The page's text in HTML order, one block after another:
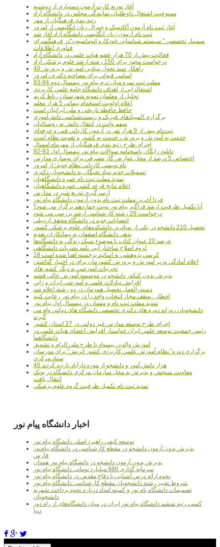
آغاز توزيع کارت آزمون دستياري از دوشنبه
ممنوعيت اشتغال داوطلبان نمايندگي مجلس در دانشگاه آزاد
رتبه بندي فرهنگيان از مهر
آغاز ثبت نام آزمون آکادميک و جنرال زبان انگليسي از امروز
ثبت نام آزمون زبان انگليسي دانشگاه آزاد آغاز شد
سمينار تخصصي " سيستم شناسايي خودکارو اتوماسيون"در فرهنگسراي
فناوري اطلاعات
فعاليت بيش از 70 هزار عضو هيات علمي در دانشگاه آزاد
درخواست مجوز براي 150 رشته ارشد علوم پزشکي آزاد
40 راهکار سند تحول بنيادين آموزش و پرورش
اسامي قبولي براي مصاحبه دکتري، امروز
مهلت ثبت نمره میان ترم پیام نور نیمسال دوم 94-93
اشتغالزايي از اهداف دانشگاه جامع علمي کاربردي
تجليل از معلمان نمونه شهرستان رباط کريم
اعلام اولويت استخدام پيماني 5 هزار معلم
حافظ حافظه تاريخي و ملي ايرانيان است
برگزاري المپيادهاي فيزيک و زيست‌شناسي دانش‌آموزي
سهم وانت در انتقال دانش به روستائيان
ثبت‌نام بيش از 9 هزار نفر در آزمون کارداني فني و حرفه‌اي
خدمت به آموزش و پرورش، خدمت به کشور و تقويت نظام است
اجراي طرح رتبه بندي فرهنگيان از مهرماه امسال
دانلود رایگان پاسخنامه سوالات پیام نور نیمسال اول 93-92
اختصاص 5 درصد از محل عوارض گاز مصرفي براي نوسازي مدارس
نام نويسي کارداني نظام جديد؛ از امروز
تسهيلات جديد بنياد نخبگان به دانشجويان دکتري
تمديد مهلت ثبت نام عمره دانشگاهيان
اعلام نتايج قرعه کشي عمره دانشگاهيان
ازسرگيري توزيع شير در مدارس
فردا آخرین مهلت ثبت نام بدون آزمون دانشگاه پیام نور
آیا تکمیل ظرفیت ارشد فراگیر پیام نور نوبت چهاردهم برگزار می شود؟
درخواست 29 رشته کارشناسي ارشد بررسي مي شود
انتصابات جديد در دانشگاه محقق اردبيلي
تحصيل 210 دانشجو در يکي از نوپاترين دانشکده‌هاي علوم پزشکي کشور
بدهي دانشگاه اصفهان به پيمانکاران تغذيه
عرضه 20 عنوان کتاب با موضوع سبک زندگي به دانشگاه‌ها
لزوم اصلاح ساختار آيين نامه نشريات دانشگاهي
18 کرسي پژوهشي به اساتيد برجسته اهدا شده است
اعلام آمادگي وزير آموزش و پرورش کشورمان براي در اختيار گذاشتن
تجربيات آموزشي به ديگر کشورهاي
پذيرش بدون کنکور دانشجو در موسسه آموزش عالي قشم
افزايش تبادلات علمي و آموزشي ايران و ژاپن
دستورالعمل تحصیل همزمان در دو رشته اعلام شد
اخطار : سقف مجاز انتخاب واحد را در پیام نور رعایت کنید
تمدید مهلت ثبت نام و مهمان در نیمسال اول پیام نور
دانشجويان روزانه دوره هاي دكتري تخصصي دانشگاه هاي دولتي وام مي
گيرند
اجراي طرح توسعه مدارس غير دولتي در 27 استان کشور
رئيس جمعيت توسعه علمي ايران خواستار افزايش اعضاي هيات علمي در
دانشگاهها
آموزش والدين بيسواد با طرح ملي الزام و تشويق
برگزاري دوره" نظام آموزش علمي كاربردي كشور اتريش" براي مدرسان
ستاد مرکزي
40 هزار دانش آموز و دانشجو از موزه دارآباد بازديد کردند
معاونت سنجش و پذيرش به محل سازمان مرکزي دانشگاه در پونک
انتقال يافت
تمديد ثبت نام تکميل ظرفيت گروه علوم پزشکي
اخبار دانشگاه پیام نور
توسعه کیفی راهبرد اصلی دانشگاه پیام نور
پذیرش بدون آزمون دانشجو در مقطع کارشناسی در دانشگاه پیام‌نور
فارس
پذیرش بدون آزمون دانشجو در دانشگاه پیام نور همدان
سرمایه گذاری 980 میلیارد تومانی دانشگاه پیام نور
نحوه ارائه درس آشنایی با دفاع مقدس در دانشگاه پیام نور
شروط تغییر رشته دانشجویان مقطع کارشناسی دانشگاه پیام نور
تصمیمات دانشگاه یام نور و کمیته امداد درباره نحوه پرداخت شهریه
دانشجویان
کسب رتبه ششم دانشگاه پیام نور ایران در میان دانشگاه‌های از راه دور
دنیا